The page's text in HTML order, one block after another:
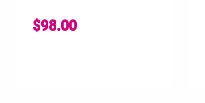
$98.00